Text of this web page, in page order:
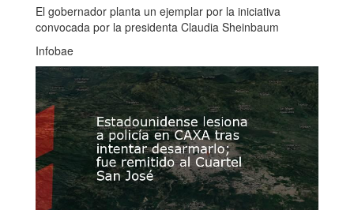
El gobernador planta un ejemplar por la iniciativa
convocada por la presidenta Claudia Sheinbaum
Infobae